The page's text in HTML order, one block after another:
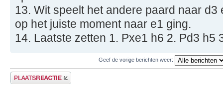
13. Wit speelt het andere paard naar
op het juiste moment naar e1 ging.
14. Laatste zetten 1. Pxe1 h6 2. Pd3 h5
Geef de vorige berichten weer:
Plaats een reactie